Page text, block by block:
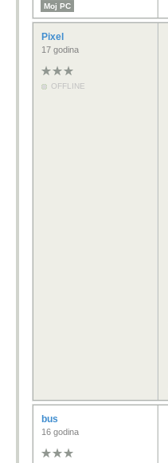
Moj PC
Pixel
17 godina
OFFLINE
bus
16 godina